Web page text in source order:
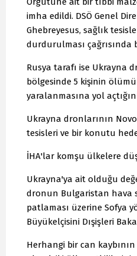
imha edildi. DSÖ Genel
Ghebreyesus, sağlık
durdurulması çağrısında
Rusya tarafı ise Ukrayna
bölgesinde 5 kişinin
yaralanmasına yol
Ukrayna dronlarının
tesisleri ve bir konutu
İHA'lar komşu ülkelere
Ukrayna'ya ait olduğu
dronun Bulgaristan hava
patlaması üzerine Sofya
Büyükelçisini Dışişleri
Herhangi bir can